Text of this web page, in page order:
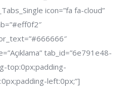
icon=”fa fa-cloud”
tab_id=”6e791e48-
top:0px;padding-
left:0px;”]